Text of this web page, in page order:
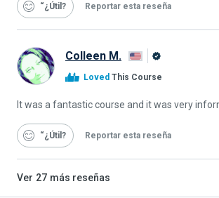
“¿Útil Reportar esta reseña
Colleen M.
Alison
Loved This Course
It was a fantastic course and it was very
“¿Útil Reportar esta reseña
Ver 27 más reseñas